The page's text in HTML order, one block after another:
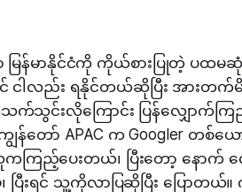
မြန်မာနိုင်ငံကို ကိုယ်စားပြုတဲ့ ပထမဆုံ
ည်း ရနိုင်တယ်ဆိုပြီး အားတက်မိ
င်းလိုကြောင်း ပြန်လျှောက်ကြ
တော် APAC က Googler တ
ကြည့်ပေးတယ်၊ ပြီးတော့ နောက်
၊ ပြီးရင် သူ့ကိုလာပြဆိုပြီး ပြောတ